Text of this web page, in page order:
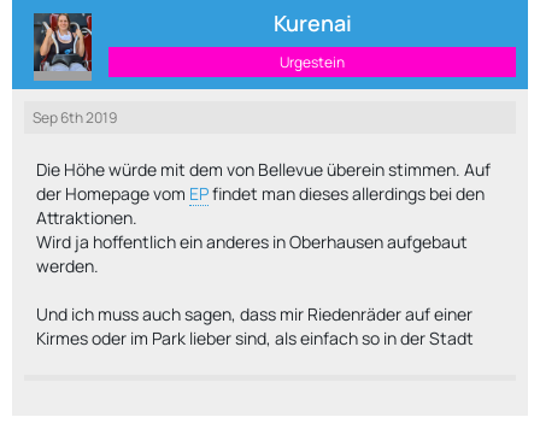
Kurenai
Urgestein
Sep 6th 2019
Die Höhe würde mit dem von Bellevue überein stimmen. Auf
der Homepage vom EPfindet man dieses allerdings bei den
Attraktionen.
Wird ja hoffentlich ein anderes in Oberhausen aufgebaut
werden.
Und ich muss auch sagen, dass mir Riedenräder auf einer
Kirmes oder im Park lieber sind, als einfach so in der Stadt